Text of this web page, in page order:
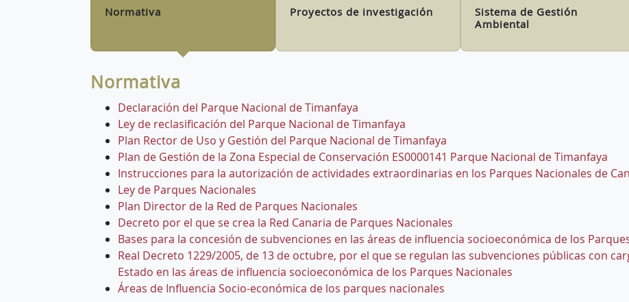
Normativa Proyectos de investigación
Sistema de Gestión
Ambiental
Normativa
Declaración del Parque Nacional de Timanfaya
Ley de reclasificación del Parque Nacional de Timanfaya
Plan Rector de Uso y Gestión del Parque Nacional de Timanfaya
Plan de Gestión de la Zona Especial de Conservación ES0000141 Parque Nacional de Timanfaya
Instrucciones para la autorización de actividades extraordinarias en los Parques Nacionales de
Ley de Parques Nacionales
Plan Director de la Red de Parques Nacionales
Decreto por el que se crea la Red Canaria de Parques Nacionales
Bases para la concesión de subvenciones en las áreas de influencia socioeconómica de los
Real Decreto 1229/2005, de 13 de octubre, por el que se regulan las subvenciones públicas con
Estado en las áreas de influencia socioeconómica de los Parques Nacionales
Áreas de Influencia Socio-económica de los parques nacionales